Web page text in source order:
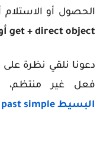
الحصول أو
get + direct object أو get + indirect object + object
فعل غير منتظم،
البسيط